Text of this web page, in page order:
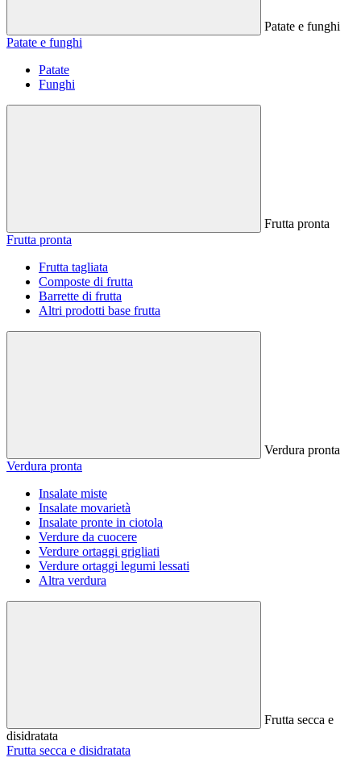
Patate e funghi
Patate e funghi
Patate
Funghi
Frutta pronta
Frutta pronta
Frutta tagliata
Composte di frutta
Barrette di frutta
Altri prodotti base frutta
Verdura pronta
Verdura pronta
Insalate miste
Insalate movarietà
Insalate pronte in ciotola
Verdure da cuocere
Verdure ortaggi grigliati
Verdure ortaggi legumi lessati
Altra verdura
Frutta secca e
disidratata
Frutta secca e disidratata